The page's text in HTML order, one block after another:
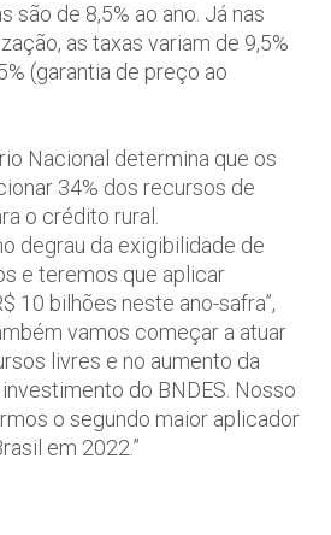
são de 8,5% ao ano. Já nas
as taxas variam de 9,5%
(garantia de preço ao
Nacional determina que os
34% dos recursos de
o crédito rural.
degrau da exigibilidade de
e teremos que aplicar
10 bilhões neste ano-safra”,
vamos começar a atuar
livres e no aumento da
do BNDES. Nosso
o segundo maior aplicador
em 2022.”